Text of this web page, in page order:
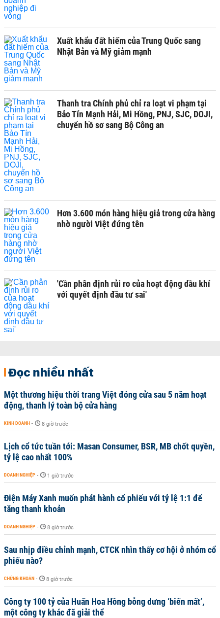
Xuất khẩu đất hiếm của Trung Quốc sang
Nhật Bản và Mỹ giảm mạnh
Thanh tra Chính phủ chỉ ra loạt vi phạm tại
Bảo Tín Mạnh Hải, Mi Hồng, PNJ, SJC, DOJI,
chuyển hồ sơ sang Bộ Công an
Hơn 3.600 món hàng hiệu giả trong cửa hàng
nhờ người Việt đứng tên
'Cần phân định rủi ro của hoạt động dầu khí
với quyết định đầu tư sai'
Đọc nhiều nhất
Một thương hiệu thời trang Việt đóng cửa sau 5 năm hoạt
động, thanh lý toàn bộ cửa hàng
KINH DOANH - 8 giờ trước
Lịch cổ tức tuần tới: Masan Consumer, BSR, MB chốt quyền,
tỷ lệ cao nhất 100%
DOANH NGHIỆP - 1 giờ trước
Điện Máy Xanh muốn phát hành cổ phiếu với tỷ lệ 1:1 để
tăng thanh khoản
DOANH NGHIỆP - 8 giờ trước
Sau nhịp điều chỉnh mạnh, CTCK nhìn thấy cơ hội ở nhóm cổ
phiếu nào?
CHỨNG KHOÁN - 8 giờ trước
Công ty 100 tỷ của Huấn Hoa Hồng bỗng dưng ‘biến mất’,
một công ty khác đã giải thể